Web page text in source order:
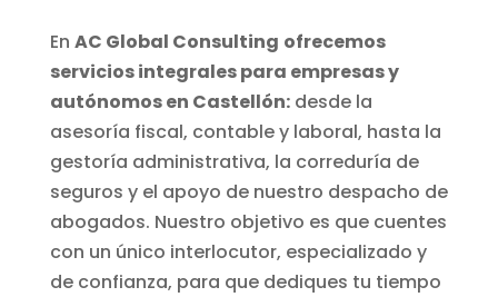
En AC Global Consulting ofrecemos
servicios integrales para empresas y
autónomos en Castellón:desde la
asesoría fiscal, contable y laboral, hasta la
gestoría administrativa, la correduría de
seguros y el apoyo de nuestro despacho de
abogados. Nuestro objetivo es que cuentes
con un único interlocutor, especializado y
de confianza, para que dediques tu tiempo